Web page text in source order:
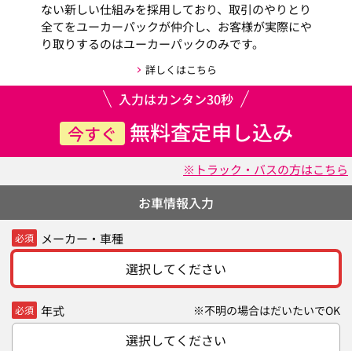
ない新しい仕組みを採用しており、取引のやりとり
全てをユーカーパックが仲介し、お客様が実際にや
り取りするのはユーカーパックのみです。
詳しくはこちら
入力はカンタン30秒
今すぐ 無料査定申し込み
※トラック・バスの方はこちら
お車情報入力
必須 メーカー・車種
選択してください
必須 年式 ※不明の場合はだいたいでOK
選択してください